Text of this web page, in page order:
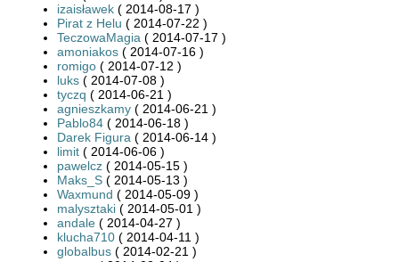
izaisławek ( 2014-08-17 )
Pirat z Helu ( 2014-07-22 )
TeczowaMagia ( 2014-07-17 )
amoniakos ( 2014-07-16 )
romigo ( 2014-07-12 )
luks ( 2014-07-08 )
tyczq ( 2014-06-21 )
agnieszkamy ( 2014-06-21 )
Pablo84 ( 2014-06-18 )
Darek Figura ( 2014-06-14 )
limit ( 2014-06-06 )
pawelcz ( 2014-05-15 )
Maks_S ( 2014-05-13 )
Waxmund ( 2014-05-09 )
malysztaki ( 2014-05-01 )
andale ( 2014-04-27 )
klucha710 ( 2014-04-11 )
globalbus ( 2014-02-21 )